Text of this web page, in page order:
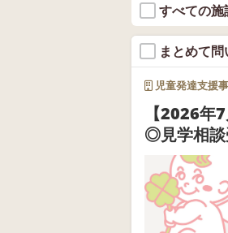
すべての施
まとめて
児童発達支援
【2026年
◎見学相